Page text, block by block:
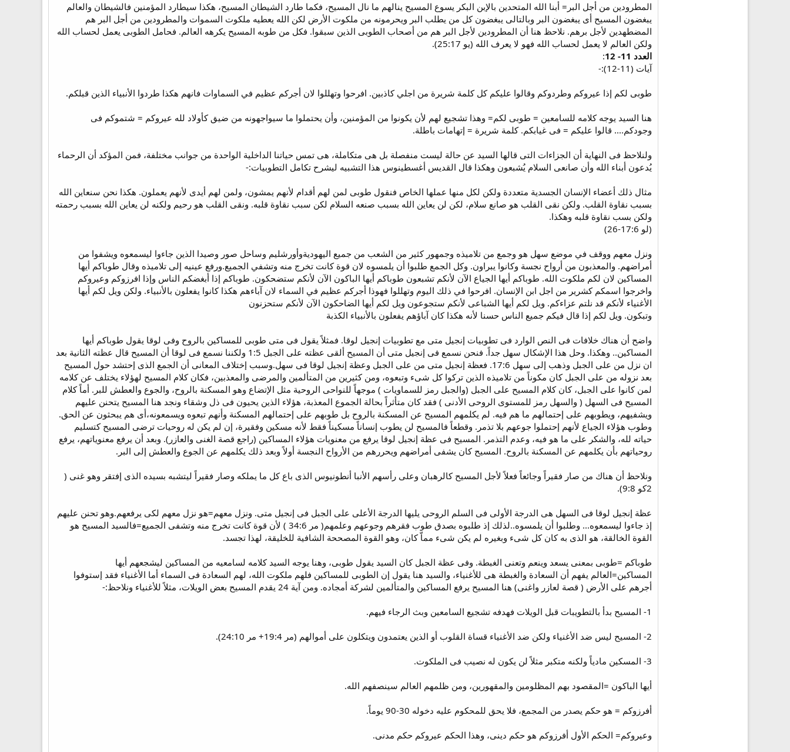
المطرودين من أجل البر= أبنا الله المتحدين بالإبن البكر يسوع المسيح ينالهم ما نال المسيح، فكما طارد الشيطان المسيح، هكذا سيطارد المؤمنين فالشيطان والعالم
يبغضون المسيح أى يبغضون البر وبالتالى يبغضون كل من يطلب البر ويحرمونه من ملكوت الأرض لكن الله يعطيه ملكوت السموات والمطرودين من أجل البر هم
المضطهدين لأجل برهم. نلاحظ هنا أن المطرودين لأجل البر هم من أصحاب الطوبى الذين سبقوا. فكل من طوبه المسيح يكرهه العالم. فحامل الطوبى يعمل لحساب الله
ولكن العالم لا يعمل لحساب الله فهو لا يعرف الله (يو 25:17).
العدد 11- 12
:
آيات (11-12):-
طوبى لكم إذا عيروكم وطردوكم وقالوا عليكم كل كلمة شريرة من اجلي كاذبين. افرحوا وتهللوا لان أجركم عظيم في السماوات فانهم هكذا طردوا الأنبياء الذين قبلكم.
هنا السيد يوجه كلامه للسامعين = طوبى لكم= وهذا تشجيع لهم لأن يكونوا من المؤمنين، وأن يحتملوا ما سيواجهونه من ضيق كأولاد لله عيروكم = شتموكم فى
وجودكم.... قالوا عليكم = فى غيابكم. كلمة شريرة = إتهامات باطلة.
ولنلاحظ فى النهاية أن الجزاءات التى قالها السيد عن حالة ليست منفصلة بل هى متكاملة، هى تمس حياتنا الداخلية الواحدة من جوانب مختلفة، فمن المؤكد أن الرحماء
يُدعون أبناء الله وأن صانعى السلام يُشبعون وهكذا قال القديس أغسطينوس هذا التشبيه ليشرح تكامل التطوبيات:-
مثال ذلك أعضاء الإنسان الجسدية متعددة ولكن لكل منها عملها الخاص فنقول طوبى لمن لهم أقدام لأنهم يمشون، ولمن لهم أيدى لأنهم يعملون. هكذا نحن سنعاين الله
بسبب نقاوة القلب. ولكن نقى القلب هو صانع سلام، لكن لن يعاين الله بسبب صنعه السلام لكن سبب نقاوة قلبه. ونقى القلب هو رحيم ولكنه لن يعاين الله بسبب رحمته
ولكن بسب نقاوة قلبه وهكذا.
(لو 17:6-26)
ونزل معهم ووقف في موضع سهل هو وجمع من تلاميذه وجمهور كثير من الشعب من جميع اليهوديةوأورشليم وساحل صور وصيدا الذين جاءوا ليسمعوه ويشفوا من
أمراضهم. والمعذبون من أرواح نجسة وكانوا يبراون. وكل الجمع طلبوا أن يلمسوه لان قوة كانت تخرج منه وتشفي الجميع.ورفع عينيه إلى تلاميذه وقال طوباكم أيها
المساكين لان لكم ملكوت الله. طوباكم أيها الجياع الآن لأنكم تشبعون طوباكم أيها الباكون الآن لأنكم ستضحكون. طوباكم إذا أبغضكم الناس وإذا افرزوكم وعيروكم
واخرجوا اسمكم كشرير من اجل ابن الإنسان. افرحوا في ذلك اليوم وتهللوا فهوذا أجركم عظيم في السماء لان آباءهم هكذا كانوا يفعلون بالأنبياء. ولكن ويل لكم أيها
الأغنياء لأنكم قد نلتم عزاءكم. ويل لكم أيها الشباعى لأنكم ستجوعون ويل لكم أيها الضاحكون الآن لأنكم ستحزنون
وتبكون. ويل لكم إذا قال فيكم جميع الناس حسنا لأنه هكذا كان آباؤهم يفعلون بالأنبياء الكذبة
واضح أن هناك خلافات فى النص الوارد فى تطوبيات إنجيل متى مع تطوبيات إنجيل لوقا. فمثلاً يقول فى متى طوبى للمساكين بالروح وفى لوقا يقول طوباكم أيها
المساكين.. وهكذا. وحل هذا الإشكال سهل جداً. فنحن نسمع فى إنجيل متى أن المسيح ألقى عظته على الجبل 1:5 ولكننا نسمع فى لوقا أن المسيح قال عظته الثانية بعد
ان نزل من على الجبل وذهب إلى سهل 17:6. فعظة إنجيل متى من على الجبل وعظة إنجيل لوقا فى سهل.وسبب إختلاف المعانى أن الجمع الذى إحتشد حول المسيح
بعد نزوله من على الجبل كان مكوناً من تلاميذه الذين تركوا كل شىء وتبعوه، ومن كثيرين من المتألمين والمرضى والمعذبين، فكان كلام المسيح لهؤلاء يختلف عن كلامه
لمن كانوا على الجبل، كان كلام المسيح على الجبل (والجبل رمز للسماويات ) موجهاً للنواحى الروحية مثل الإتضاع وهو المسكنة بالروح، والجوع والعطش للبر. أماً كلام
المسيح فى السهل ( والسهل رمز للمستوى الروحى الأدنى ) فقد كان متأثراً بحالة الجموع المعذبة، هؤلاء الذين يحيون فى ذل وشقاء ونجد هنا المسيح يتحنن عليهم
ويشفيهم، ويطوبهم على إحتمالهم ما هم فيه. لم يكلمهم المسيح عن المسكنة بالروح بل طوبهم على إحتمالهم المسكنة وأنهم تبعوه ويسمعونه،أى هم يبحثون عن الحق.
وطوب هؤلاء الجياع لأنهم إحتملوا جوعهم بلا تذمر. وقطعاً فالمسيح لن يطوب إنساناً مسكيناً فقط لأنه مسكين وفقيرة، إن لم يكن له روحيات ترضى المسيح كتسليم
حياته لله، والشكر على ما هو فيه، وعدم التذمر. المسيح فى عظة إنجيل لوقا يرفع من معنويات هؤلاء المساكين (راجع قصة الغنى والعازر). وبعد أن يرفع معنوياتهم، يرفع
روحياتهم بأن يكلمهم عن المسكنة بالروح. المسيح كان يشفى أمراضهم ويحررهم من الأرواح النجسة أولاً وبعد ذلك يكلمهم عن الجوع والعطش إلى البر.
ونلاحظ أن هناك من صار فقيراً وجائعاً فعلاً لأجل المسيح كالرهبان وعلى رأسهم الأنبا أنطونيوس الذى باع كل ما يملكه وصار فقيراً ليتشبه بسيده الذى إفتقر وهو غنى (
2كو 9:8).
عظة إنجيل لوقا فى السهل هى الدرجة الأولى فى السلم الروحى يليها الدرجة الأعلى على الجبل فى إنجيل متى. ونزل معهم=هو نزل معهم لكى يرفعهم.وهو تحنن عليهم
إذ جاءوا ليسمعوه... وطلبوا أن يلمسوه..لذلك إذ طلبوه بصدق طوب فقرهم وجوعهم وعلمهم( مر 34:6 ) لأن قوة كانت تخرج منه وتشفى الجميع=فالسيد المسيح هو
القوة الخالقة، هو الذى به كان كل شىء وبغيره لم يكن شىء مماّ كان، وهو القوة المصححة الشافية للخليقة، لهذا تجسد.
طوباكم =طوبى بمعنى يسعد وينعم وتعنى الغبطة. وفى عظة الجبل كان السيد يقول طوبى، وهنا يوجه السيد كلامه لسامعيه من المساكين ليشجعهم أيها
المساكين=العالم يفهم أن السعادة والغبطة هى للأغنياء، والسيد هنا يقول إن الطوبى للمساكين فلهم ملكوت الله، لهم السعادة فى السماء أما الأغنياء فقد إستوفوا
أجرهم على الأرض ( قصة لعازر واغنى) هنا المسيح يرفع المساكين والمتألمين لشركة أمجاده. ومن آية 24 يقدم المسيح بعض الويلات، مثلاً للأغنياء ونلاحظ:-
1- المسيح بدأ بالتطويبات قبل الويلات فهدفه تشجيع السامعين وبث الرجاء فيهم.
2- المسيح ليس ضد الأغنياء ولكن ضد الأغنياء قساة القلوب أو الذين يعتمدون ويتكلون على أموالهم (مر 19:4+ مر 24:10).
3- المسكين مادياً ولكنه متكبر مثلاً لن يكون له نصيب فى الملكوت.
أيها الباكون =المقصود بهم المظلومين والمقهورين، ومن ظلمهم العالم سينصفهم الله.
أفرزوكم = هو حكم يصدر من المجمع، فلا يحق للمحكوم عليه دخوله 30-90 يوماً.
وعيروكم= الحكم الأول أفرزوكم هو حكم دينى، وهذا الحكم عيروكم حكم مدنى.